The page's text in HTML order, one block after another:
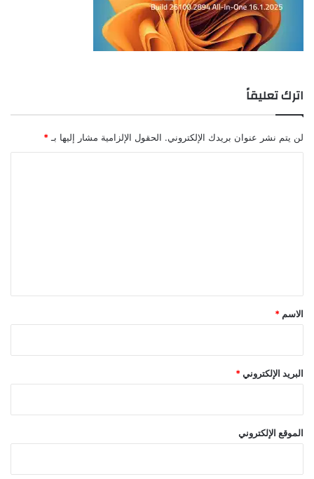
اترك تعليقاً
لن يتم نشر عنوان بريدك الإلكتروني. الحقول الإلزامية مشار إليها بـ *
*
الاسم *
البريد الإلكتروني*
الموقع الإلكتروني